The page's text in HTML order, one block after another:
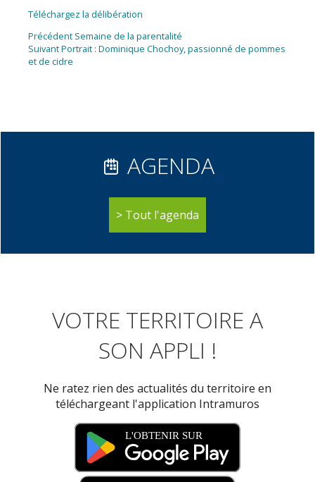
Téléchargez la délibération
Navigation
de
Précédent Article
précédent :
Semaine de la parentalité
SuivantArticle
suivant :
Portrait : Dominique Chochoy, passionné de pommes
et de cidre
AGENDA
Tout l'agenda
VOTRE TERRITOIRE A
SON APPLI !
Ne ratez rien des actualités du territoire en
téléchargeant l'application Intramuros